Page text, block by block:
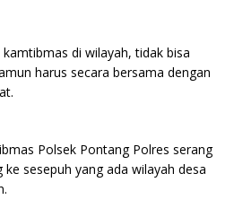
di wilayah, tidak bisa
harus secara bersama dengan
Polsek Pontang Polres serang
ke sesepuh yang ada wilayah desa